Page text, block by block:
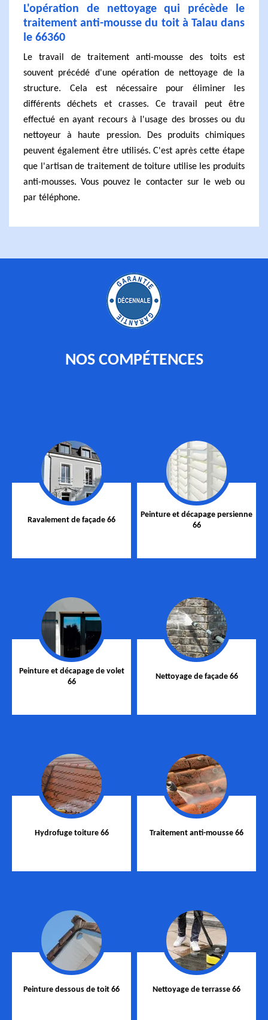
L'opération de nettoyage qui précède le
traitement anti-mousse du toit à Talau dans
le 66360
Le travail de traitement anti-mousse des toits est
souvent précédé d'une opération de nettoyage de la
structure. Cela est nécessaire pour éliminer les
différents déchets et crasses. Ce travail peut être
effectué en ayant recours à l'usage des brosses ou du
nettoyeur à haute pression. Des produits chimiques
peuvent également être utilisés. C'est après cette étape
que l'artisan de traitement de toiture utilise les produits
anti-mousses. Vous pouvez le contacter sur le web ou
par téléphone.
NOS COMPÉTENCES
Ravalement de façade 66
Peinture et décapage persienne
66
Peinture et décapage de volet
66
Nettoyage de façade 66
Hydrofuge toiture 66 Traitement anti-mousse 66
Peinture dessous de toit 66 Nettoyage de terrasse 66